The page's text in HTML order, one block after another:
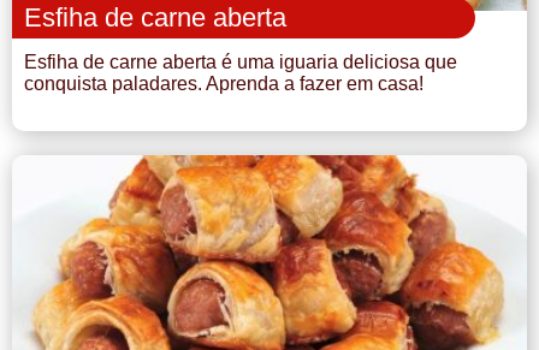
Esfiha de carne aberta
Esfiha de carne aberta é uma iguaria deliciosa que
conquista paladares. Aprenda a fazer em casa!